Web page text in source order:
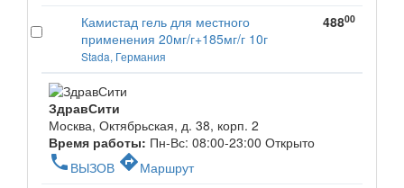
Камистад гель для местного
применения 20мг/г+185мг/г 10г
Stada, Германия
48800
ЗдравСити
Москва, Октябрьская, д. 38, корп. 2
Время работы: Пн-Вс: 08:00-23:00 Открыто
phone ВЫЗОВ directionsМаршрут